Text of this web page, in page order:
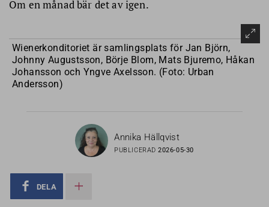
Om en månad bär det av igen.
Wienerkonditoriet är samlingsplats för Jan Björn,
Johnny Augustsson, Börje Blom, Mats Bjuremo, Håkan
Johansson och Yngve Axelsson. (Foto: Urban
Andersson)
Annika Hällqvist
PUBLICERAD2026-05-30
DELA